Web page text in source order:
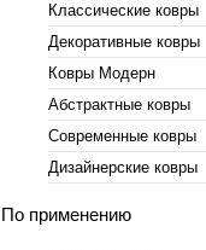
Классические ковры
Декоративные ковры
Ковры Модерн
Абстрактные ковры
Современные ковры
Дизайнерские ковры
По применению